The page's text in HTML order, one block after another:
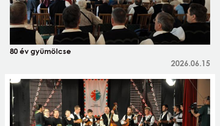
80 év gyümölcse
2026.06.15